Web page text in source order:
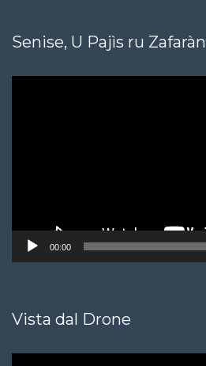
Senise, U Pajìs ru Zafaràn
00:00
Vista dal Drone